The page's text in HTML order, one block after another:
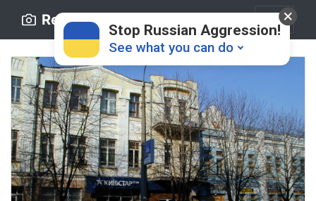
Retro.ck.ua
Stop Russian Aggression!
See what you can do